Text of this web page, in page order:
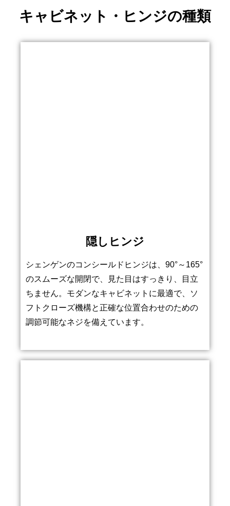
キャビネット・ヒンジの種類
隠しヒンジ
シェンゲンのコンシールドヒンジは、90°～165°
のスムーズな開閉で、見た目はすっきり、目立
ちません。モダンなキャビネットに最適で、ソ
フトクローズ機構と正確な位置合わせのための
調節可能なネジを備えています。